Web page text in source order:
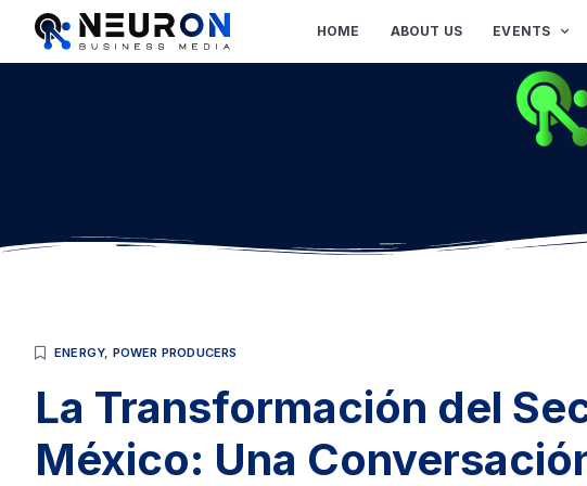
HOME ABOUT US EVENTS
ENERGY, POWER PRODUCERS
La Transformación del
México: Una